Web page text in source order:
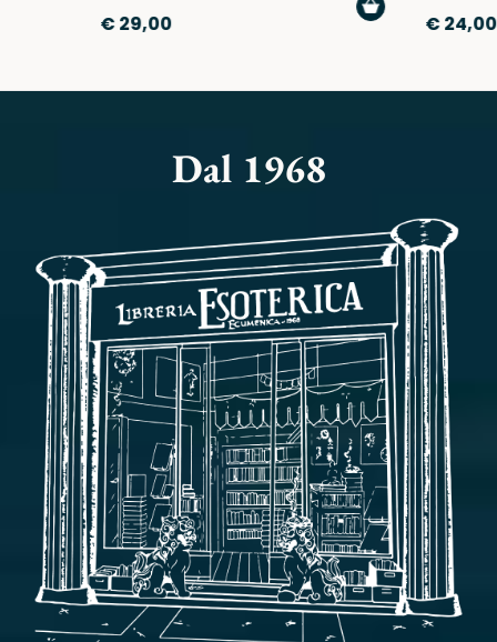
€ 29,00
AGGIUNGI
€ 24,00
Dal 1968